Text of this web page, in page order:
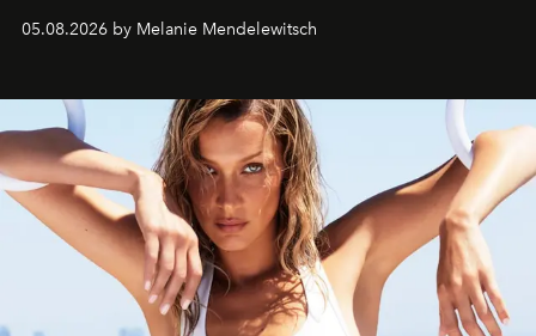
de vivre Romain dans toute son élégance intemporelle.
05.08.2026 by Melanie Mendelewitsch